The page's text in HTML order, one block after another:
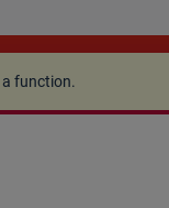
is not a
a function.